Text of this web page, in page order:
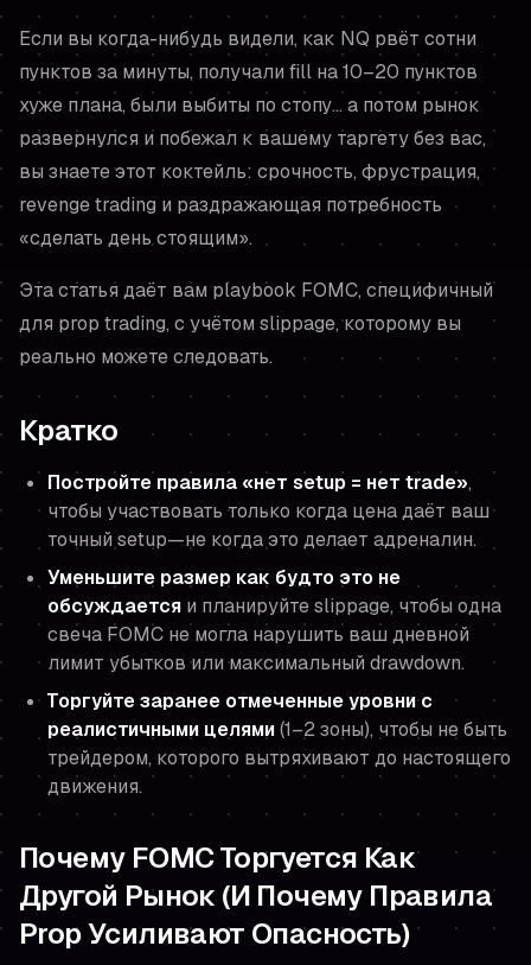
Если вы когда-нибудь видели, как NQ рвёт сотни
пунктов за минуты, получали fill на 10–20 пунктов
хуже плана, были выбиты по стопу… а потом рынок
развернулся и побежал к вашему таргету без вас,
вы знаете этот коктейль: срочность, фрустрация,
revenge trading и раздражающая потребность
«сделать день стоящим».
Эта статья даёт вам playbook FOMC, специфичный
для prop trading, с учётом slippage, которому вы
реально можете следовать.
Кратко
Постройте правила «нет setup = нет trade»,
чтобы участвовать только когда цена даёт ваш
точный setup—не когда это делает адреналин.
Уменьшите размер как будто это не
обсуждается и планируйте slippage, чтобы одна
свеча FOMC не могла нарушить ваш дневной
лимит убытков или максимальный drawdown.
Торгуйте заранее отмеченные уровни с
реалистичными целями(1–2 зоны), чтобы не быть
трейдером, которого вытряхивают до настоящего
движения.
Почему FOMC Торгуется Как
Другой Рынок (И Почему Правила
Prop Усиливают Опасность)